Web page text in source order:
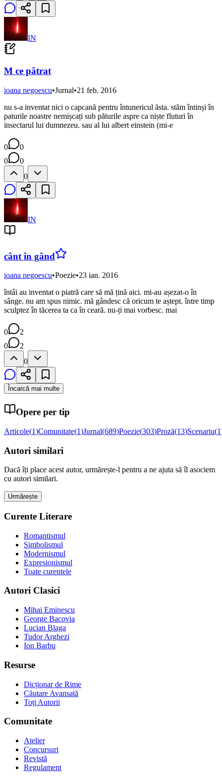
IN
M ce pătrat
ioana negoescu•Jurnal•21 feb. 2016
nu s-a inventat nici o capcană pentru întunericul ăsta. stăm întinși în
paturile noastre nemișcați sub păturile aspre ca niște fluturi în
insectarul lui dumnezeu. sau al lui albert einstein (mi-e
0
0
0
0
0
IN
cânt în gând
ioana negoescu•Poezie•23 ian. 2016
întâi au inventat o piatră care să mă țină aici. mi-au așezat-o în
sânge. nu am spus nimic. mă gândesc că oricum te aștept. între timp
sculptez în tăcerea ta ca în ceară. nu-ți mai vorbesc. mai
0
2
0
2
0
Încarcă mai multe
Opere per tip
Articole(1)Comunitate(1)Jurnal(689)Poezie(303)Proză(13)Scenariu(1
Autori similari
Dacă îți place acest autor, urmărește-l pentru a ne ajuta să îl asociem
cu autori similari.
Urmărește
Curente Literare
Romantismul
Simbolismul
Modernismul
Expresionismul
Toate curentele
Autori Clasici
Mihai Eminescu
George Bacovia
Lucian Blaga
Tudor Arghezi
Ion Barbu
Resurse
Dicționar de Rime
Căutare Avansată
Toți Autorii
Comunitate
Atelier
Concursuri
Revistă
Regulament